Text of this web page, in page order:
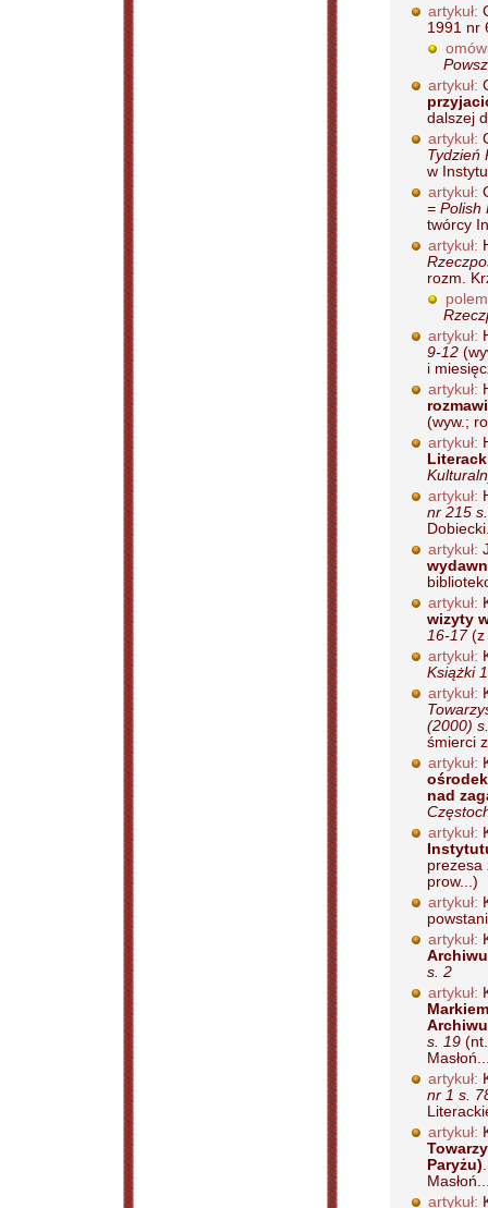
artykuł:
1991 nr
artykuł:
dalszej
artykuł:
Tydzień
w
artykuł:
= Polish
twórcy
artykuł:
rozm.
artykuł:
9-12
i
artykuł:
(wyw.;
artykuł:
artykuł:
nr 215
artykuł:
artykuł:
wizyty
16-17(z
artykuł:
Książki
artykuł:
(2000)
śmierci
artykuł:
nad
artykuł:
prezesa
prow...)
artykuł:
artykuł:
s. 2
artykuł:
s. 19
artykuł:
nr 1 s.
artykuł:
Paryżu)
artykuł: